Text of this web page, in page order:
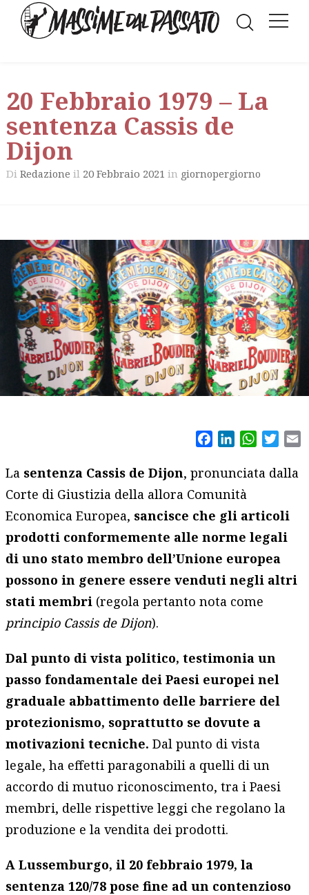
20 Febbraio 1979 – La
sentenza Cassis de
Dijon
Di Redazione il 20 Febbraio 2021 in giornopergiorno
FacebookLinkedIn
La sentenza Cassis de Dijon, pronunciata dalla
Corte di Giustizia della allora Comunità
Economica Europea, sancisce che gli articoli
prodotti conformemente alle norme legali
di uno stato membro dell’Unione europea
possono in genere essere venduti negli altri
stati membri (regola pertanto nota come
principio Cassis de Dijon).
Dal punto di vista politico, testimonia un
passo fondamentale dei Paesi europei nel
graduale abbattimento delle barriere del
protezionismo, soprattutto se dovute a
motivazioni tecniche.Dal punto di vista
legale, ha effetti paragonabili a quelli di un
accordo di mutuo riconoscimento, tra i Paesi
membri, delle rispettive leggi che regolano la
produzione e la vendita dei prodotti.
A Lussemburgo, il 20 febbraio 1979, la
sentenza 120/78 pose fine ad un contenzioso